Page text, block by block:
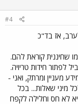
#4
כמו שחיננית קוראת להם.
לפתור חידות טריויה.
ומרתק, ואני -
מיני שאלות... בכל
לא חס וחלילה לקפח